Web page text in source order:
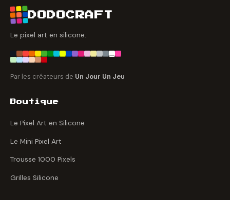
DODOCRAFT
Le pixel art en silicone.
Par les créateurs de Un Jour Un Jeu
Boutique
Le Pixel Art en Silicone
Le Mini Pixel Art
Trousse 1000 Pixels
Grilles Silicone